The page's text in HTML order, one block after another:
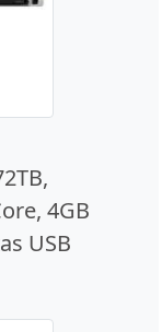
4GB
USB